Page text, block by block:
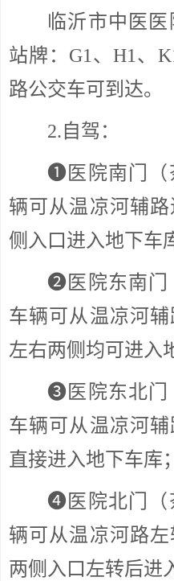
临沂市中医
站牌：G1、H1、
路公交车可到达。
2.自驾：
❶医院南门（
辆可从温凉河辅
侧入口进入地下车
❷医院东南门
车辆可从温凉河辅
左右两侧均可进入
❸医院东北门
车辆可从温凉河辅
直接进入地下车库；
❹医院北门（
辆可从温凉河路
两侧入口左转后进